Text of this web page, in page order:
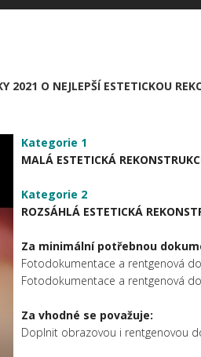
2021 O NEJLEPŠÍ ESTETICKOU
Kategorie 1
MALÁ ESTETICKÁ
Kategorie 2
ROZSÁHLÁ ESTETICKÁ
Za minimální potřebnou
Fotodokumentace a rentgenová
Fotodokumentace a rentgenová
Za vhodné se považuje:
Doplnit obrazovou i rentgenovou